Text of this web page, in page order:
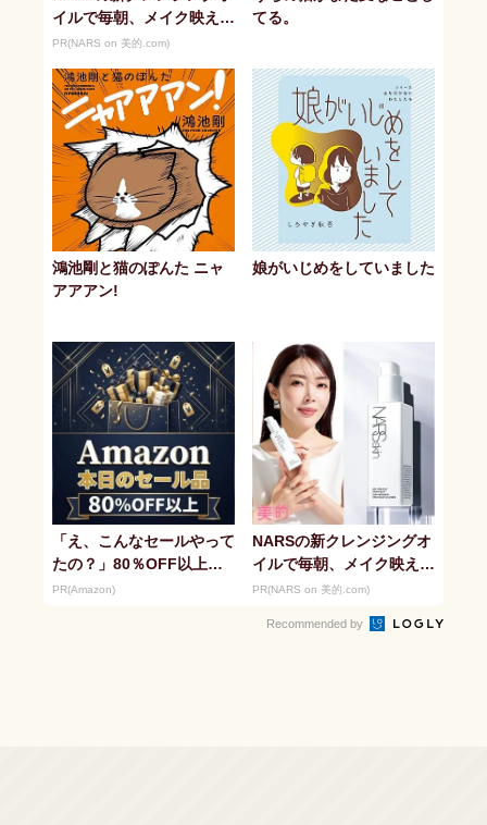
イルで毎朝、メイク映えす
る潤い美肌へ
PR(NARS on 美的.com)
てる。
鴻池剛と猫のぽんた ニャ
アアアン!
娘がいじめをしていました
「え、こんなセールやって
たの？」80％OFF以上が
続々登場！Amazonの本気
PR(Amazon)
NARSの新クレンジングオ
イルで毎朝、メイク映えす
る潤い美肌へ
PR(NARS on 美的.com)
Recommended by